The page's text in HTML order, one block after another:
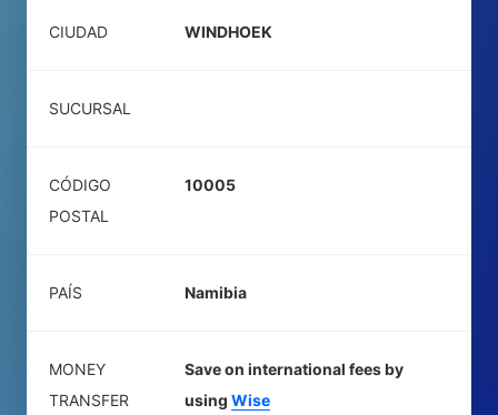
CIUDAD WINDHOEK
SUCURSAL
CÓDIGO
POSTAL
10005
PAÍS Namibia
MONEY
TRANSFER
Save on international fees by
using Wise